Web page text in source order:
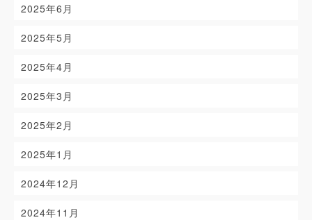
2025年6月
2025年5月
2025年4月
2025年3月
2025年2月
2025年1月
2024年12月
2024年11月